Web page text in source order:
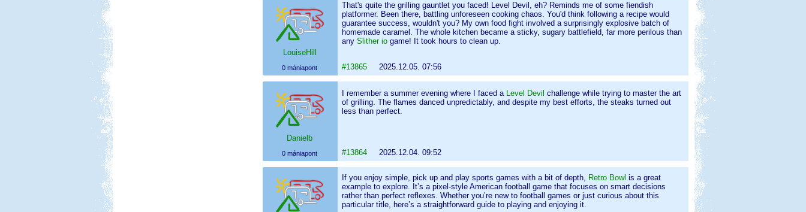
LouiseHill
0 mániapont
That's quite the grilling gauntlet you faced! Level Devil, eh? Reminds me of some fiendish
platformer. Been there, battling unforeseen cooking chaos. You'd think following a recipe would
guarantee success, wouldn't you? My own food fight involved a surprisingly explosive batch of
homemade caramel. The whole kitchen became a sticky, sugary battlefield, far more perilous than
any Slither iogame! It took hours to clean up.
#138652025.12.05. 07:56
Danielb
0 mániapont
I remember a summer evening where I faced a Level Devil challenge while trying to master the art
of grilling. The flames danced unpredictably, and despite my best efforts, the steaks turned out
less than perfect.
#138642025.12.04. 09:52
If you enjoy simple, pick up and play sports games with a bit of depth, Retro Bowl is a great
example to explore. It’s a pixel-style American football game that focuses on smart decisions
rather than perfect reflexes. Whether you’re new to football games or just curious about this
particular title, here’s a straightforward guide to playing and enjoying it.